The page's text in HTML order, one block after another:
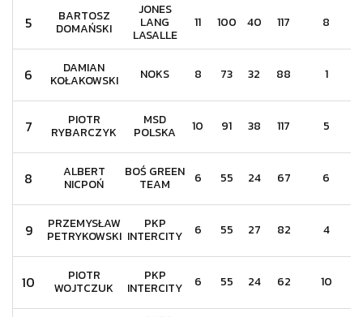
5 BARTOSZ
DOMAŃSKI
JONES
LANG
LASALLE
11 100 40 117 8
6 DAMIAN
KOŁAKOWSKI NOKS 8 73 32 88 1
7 PIOTR
RYBARCZYK
MSD
POLSKA 10 91 38 117 5
8 ALBERT
NICPOŃ
BOŚ GREEN
TEAM 6 55 24 67 6
9 PRZEMYSŁAW
PETRYKOWSKI
PKP
INTERCITY 6 55 27 82 4
10 PIOTR
WOJTCZUK
PKP
INTERCITY 6 55 24 62 10